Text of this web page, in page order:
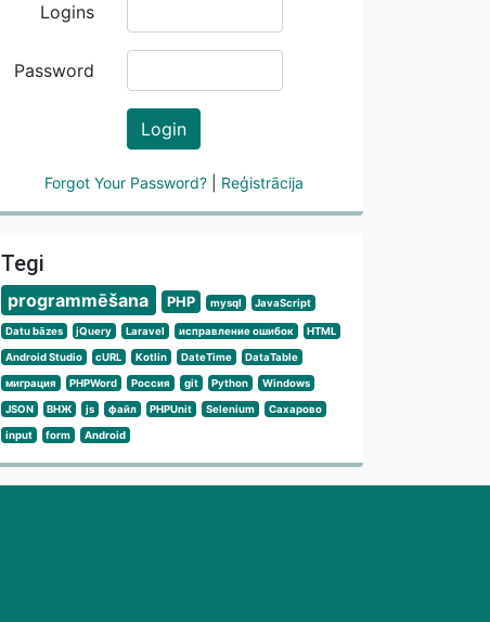
Logins
Password
Login
Forgot Your Password? Reģistrācija
Tegi
programmēšana PHP mysql JavaScript
Datu bāzes jQuery Laravel исправление ошибок HTML
Android Studio cURL Kotlin DateTime DataTable
миграция PHPWord Россия git Python Windows
JSON ВНЖ js файл PHPUnit Selenium Сахарово
input form Android